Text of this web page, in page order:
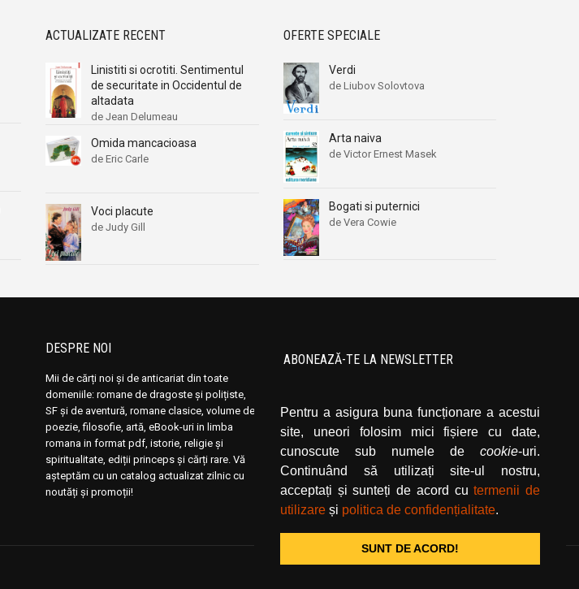
Pentru a asigura buna funcționare a acestui
site, uneori folosim mici fișiere cu date,
cunoscute sub numele de cookie-uri.
Continuând să utilizați site-ul nostru,
acceptați și sunteți de acord cutermenii de
utilizare și politica de confidențialitate.
SUNT DE ACORD!
ACTUALIZATE RECENT
Linistiti si ocrotiti. Sentimentul
de securitate in Occidentul de
altadata
de Jean Delumeau
Omida mancacioasa
de Eric Carle
Voci placute
de Judy Gill
OFERTE SPECIALE
Verdi
de Liubov Solovtova
Arta naiva
de Victor Ernest Masek
Bogati si puternici
de Vera Cowie
DESPRE NOI
Mii de cărți noi și de anticariat din toate
domeniile: romane de dragoste și polițiste,
SF și de aventură, romane clasice, volume de
poezie, filosofie, artă, eBook-uri in limba
romana in format pdf, istorie, religie și
spiritualitate, ediții princeps și cărți rare. Vă
așteptăm cu un catalog actualizat zilnic cu
noutăți și promoții!
ABONEAZĂ-TE LA NEWSLETTER
pe butonul de abonare.